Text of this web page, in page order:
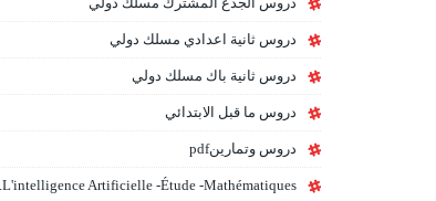
دروس ثانية اعدادي مسلك دولي
دروس ثانية باك مسلك دولي
دروس ما قبل الابتدائي
دروس وتمارينpdf
L'intelligence Artificielle -étude -mathématiques.